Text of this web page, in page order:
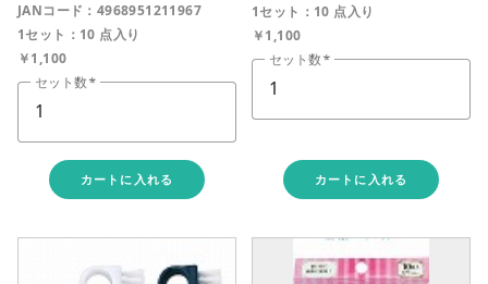
JANコード：4968951211967
1セット：10 点入り
￥1,100
セット数
カートに入れる
1セット：10 点入り
￥1,100
セット数
カートに入れる